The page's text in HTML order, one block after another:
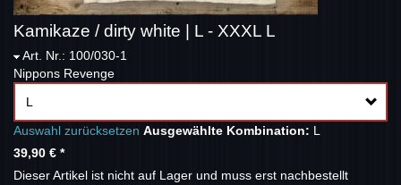
Kamikaze / dirty white | L - XXXL L
Art. Nr.: 100/030-1
Nippons Revenge
L
Auswahl zurücksetzen Ausgewählte Kombination: L
39,90 € *
Dieser Artikel ist nicht auf Lager und muss erst nachbestellt